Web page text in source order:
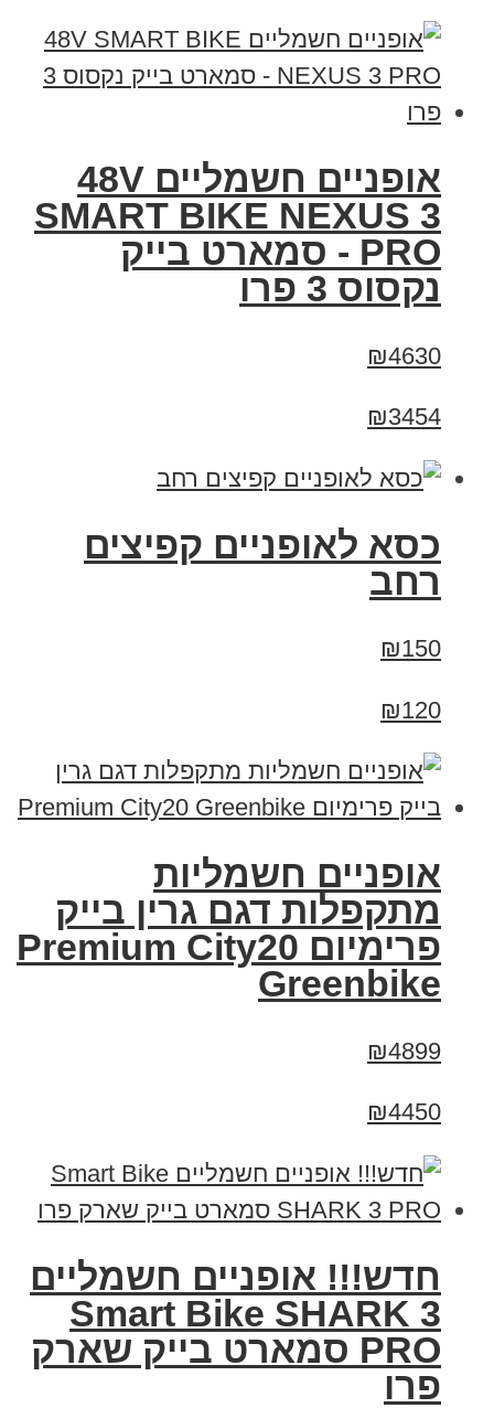
אופניים חשמליים 48V
SMART BIKE NEXUS 3
PRO - סמארט בייק
נקסוס 3 פרו
₪4630
₪3454
כסא לאופניים קפיצים
רחב
₪150
₪120
אופניים חשמליות
מתקפלות דגם גרין בייק
פרימיום Premium City20
Greenbike
₪4899
₪4450
חדש!!! אופניים חשמליים
Smart Bike SHARK 3
PRO סמארט בייק שארק
פרו